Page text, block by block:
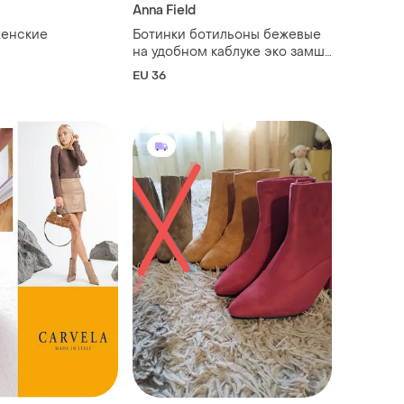
Anna Field
Ботинки ботильоны бежевые
на удобном каблуке эко замша
anna field 36 перфорация
EU 36